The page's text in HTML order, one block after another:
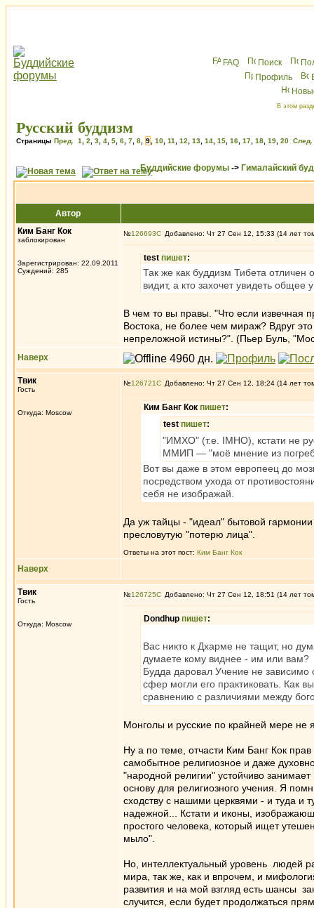
FAQ Поиск
Профиль
В этом
Русский буддизм
Страницы Пред. 1 2 3 4 5 6 7 8 9 10 11 12 13 14 15 16 17 18 19 20 След.
Буддийские форумы -> Гималайский
Автор
Ким Банг Кок
заблокирован
Зарегистрирован: 22.09.2011
Суждений: 285
№126693 Добавлено: Чт 27 Сен 12, 15:33 (14 лет
test пишет:
Так же как буддизм Тибета отличен
видит, а кто захочет увидеть общее
В чем то вы правы. "Что если извечная
Востока, не более чем мираж? Вдруг
непреложной истины?". (Пьер Буль,
Наверх
Твик
Гость
Откуда: Moscow
№126721 Добавлено: Чт 27 Сен 12, 18:24 (14 лет
Ким Банг Кок пишет:
test пишет:
"ИМХО" (т.е. IMHO), кстати не
ММИП — "моё мнение из
Вот вы даже в этом европеец до
посредством ухода от
себя не изображай.
Да уж тайцы - "идеал" бытовой
пресловутую "потерю лица".
Ответы на этот пост: Ким Банг Кок
Наверх
Твик
Гость
Откуда: Moscow
№126725 Добавлено: Чт 27 Сен 12, 18:51 (14 лет
Dondhup пишет:
Вас никто к Дхарме не тащит, но
думаете кому виднее - им или вам?
Будда даровал Учение не зависимо
сфер могли его практиковать. Как
сравнению с различиями между
Монголы и русские по крайней мере не
Ну а по теме, отчасти Ким Банг Кок
самобытное религиозное и даже
"народной религии" устойчиво
основу для религиозного учения. Я
сходству с нашими церквями - и туда
надежной... Кстати и иконы,
простого человека, который ищет
мыло".
Но, интеллектуальный уровень людей
мира, так же, как и впрочем, и
развития и на мой взгляд есть шансы
случится, если будет продолжаться